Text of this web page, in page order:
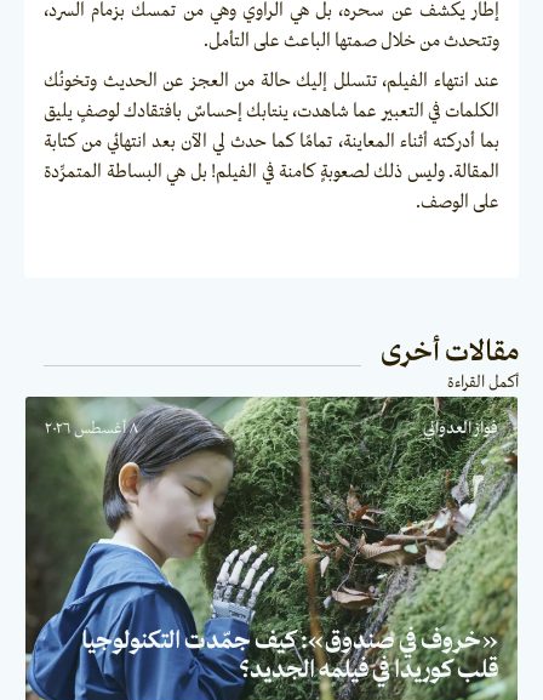
إطار يكشف عن سحره، بل هي الراوي وهي من تمسك بزمام السرد،
وتتحدث من خلال صمتها الباعث على التأمل.
عند انتهاء الفيلم، تتسلل إليك حالة من العجز عن الحديث وتخونُك
الكلمات في التعبير عما شاهدت، ينتابك إحساسٌ بافتقادك لوصفٍ يليق
بما أدركته أثناء المعاينة، تمامًا كما حدث لي الآن بعد انتهائي من كتابة
المقالة. وليس ذلك لصعوبةٍ كامنة في الفيلم! بل هي البساطة المتمرِّدة
على الوصف.
مقالات أخرى
أكمل القراءة
فواز العدواني ٨ أغسطس ٢٠٢٦
«خروف في صندوق»: كيف جمّدت التكنولوجيا
قلب كوريدا في فيلمه الجديد؟